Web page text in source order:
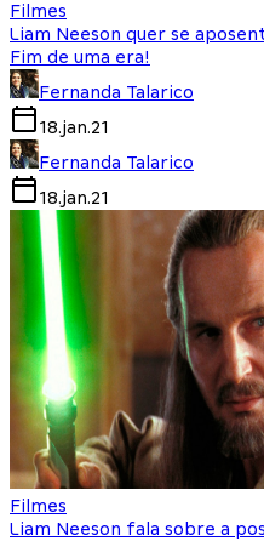
Filmes
Liam Neeson quer se
Fim de uma era!
Fernanda Talarico
18.jan.21
Fernanda Talarico
18.jan.21
Filmes
Liam Neeson fala sobre a